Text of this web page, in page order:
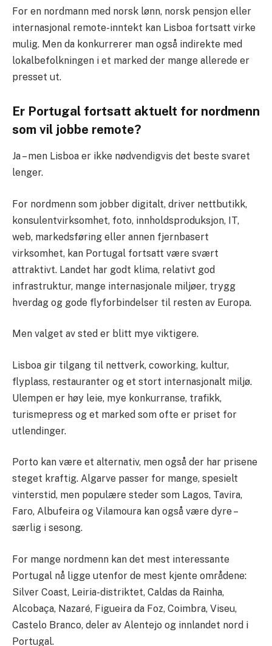
For en nordmann med norsk lønn, norsk pensjon eller
internasjonal remote-inntekt kan Lisboa fortsatt virke
mulig. Men da konkurrerer man også indirekte med
lokalbefolkningen i et marked der mange allerede er
presset ut.
Er Portugal fortsatt aktuelt for nordmenn
som vil jobbe remote?
Ja – men Lisboa er ikke nødvendigvis det beste svaret
lenger.
For nordmenn som jobber digitalt, driver nettbutikk,
konsulentvirksomhet, foto, innholdsproduksjon, IT,
web, markedsføring eller annen fjernbasert
virksomhet, kan Portugal fortsatt være svært
attraktivt. Landet har godt klima, relativt god
infrastruktur, mange internasjonale miljøer, trygg
hverdag og gode flyforbindelser til resten av Europa.
Men valget av sted er blitt mye viktigere.
Lisboa gir tilgang til nettverk, coworking, kultur,
flyplass, restauranter og et stort internasjonalt miljø.
Ulempen er høy leie, mye konkurranse, trafikk,
turismepress og et marked som ofte er priset for
utlendinger.
Porto kan være et alternativ, men også der har prisene
steget kraftig. Algarve passer for mange, spesielt
vinterstid, men populære steder som Lagos, Tavira,
Faro, Albufeira og Vilamoura kan også være dyre –
særlig i sesong.
For mange nordmenn kan det mest interessante
Portugal nå ligge utenfor de mest kjente områdene:
Silver Coast, Leiria-distriktet, Caldas da Rainha,
Alcobaça, Nazaré, Figueira da Foz, Coimbra, Viseu,
Castelo Branco, deler av Alentejo og innlandet nord i
Portugal.